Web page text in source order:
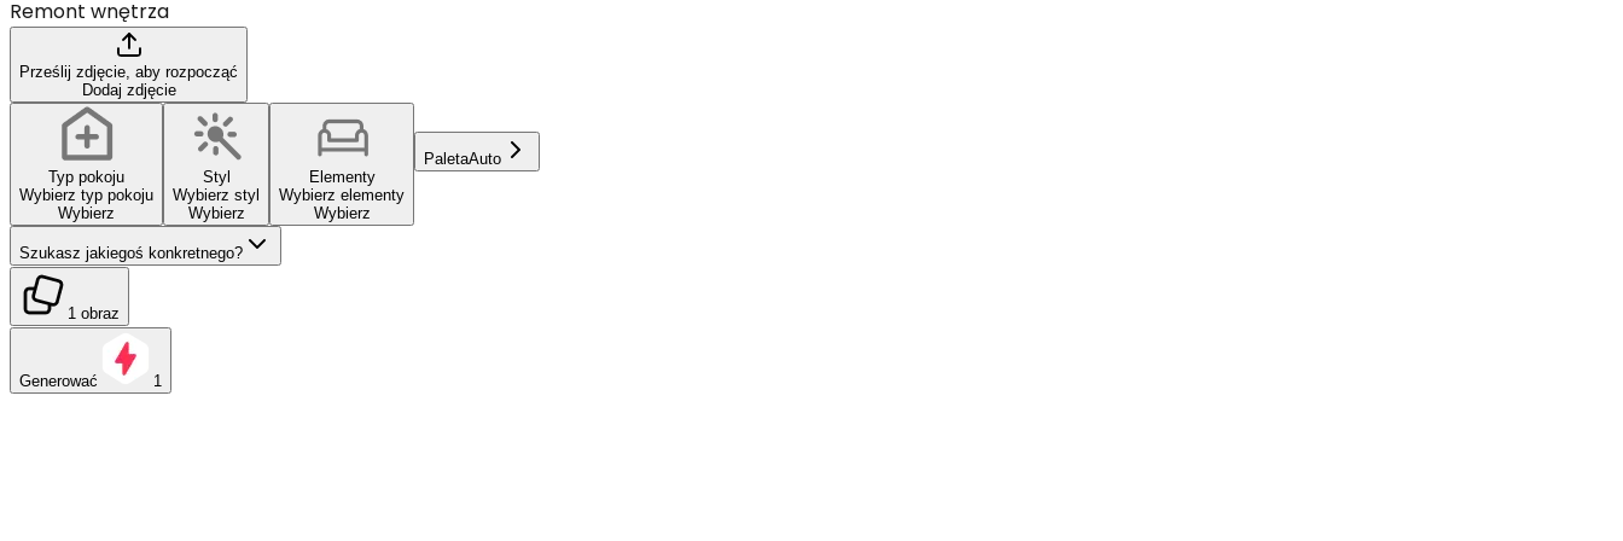
Remont wnętrza
Prześlij zdjęcie, aby rozpocząć
Dodaj zdjęcie
Typ pokoju
Wybierz typ pokoju
Wybierz
Styl
Wybierz styl
Wybierz
Elementy
Wybierz elementy
Wybierz
PaletaAuto
Szukasz jakiegoś konkretnego?
1 obraz
Generować 1